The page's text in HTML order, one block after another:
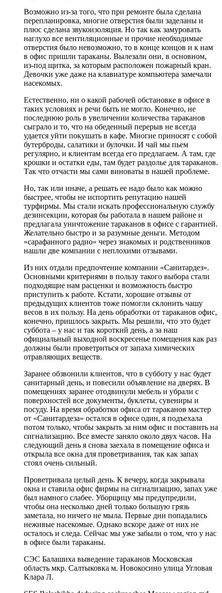
Возможно из-за того, что при ремонте была сделана
перепланировка, многие отверстия были заделаны и
плюс сделана звукоизоляция. Но так как замуровать
наглухо все вентиляционные и прочие необходимые
отверстия было невозможно, то в конце концов и к нам
в офис пришли тараканы. Вылезали они, в основном,
из-под щитка, за которым расположен пожарный кран.
Девочки уже даже на клавиатуре компьютера замечали
насекомых.
Естественно, ни о какой рабочей обстановке в офисе в
таких условиях и речи быть не могло. Конечно, не
последнюю роль в увеличении количества тараканов
сыграло и то, что на обеденный перерыв не всегда
удается уйти покушать в кафе. Многие приносят с собой
бутерброды, салатики и булочки. И чай мы пьем
регулярно, и клиентам всегда его предлагаем. А там, где
крошки и остатки еды, там будет раздолье для тараканов.
Так что отчасти мы сами виноваты в нашей проблеме.
Но, так или иначе, а решать ее надо было как можно
быстрее, чтобы не испортить репутацию нашей
турфирмы. Мы стали искать профессиональную службу
дезинсекции, которая бы работала в нашем районе и
предлагала уничтожение тараканов в офисе с гарантией.
Желательно быстро и за разумные деньги. Методом
«сарафанного радио» через знакомых и родственников
нашли две компании с неплохими отзывами.
Из них отдали предпочтение компании «Санитардез».
Основными критериями в пользу такого выбора стали
подходящие нам расценки и возможность быстро
приступить к работе. Кстати, хорошие отзывы от
предыдущих клиентов тоже помогли склонить чашу
весов в их пользу. На день обработки от тараканов офис,
конечно, пришлось закрыть. Мы решили, что это будет
суббота – у нас и так короткий день, а за наш
официальный выходной воскресенье помещения как раз
должны были проветриться от запаха химических
отравляющих веществ.
Заранее обзвонили клиентов, что в субботу у нас будет
санитарный день, и повесили объявление на дверях. В
помещениях заранее отодвинули мебель и убрали с
поверхностей все документы, буклеты, сувениры и
посуду. На время обработки офиса от тараканов мастер
от «Санитардеза» остался в офисе один, я подъехала
потом только, чтобы закрыть за ним офис и поставить на
сигнализацию. Все вместе заняло около двух часов. На
следующий день я снова заехала в помещение офиса и
открыла все окна для проветривания, так как запах
стоял очень сильный.
Проветривала целый день. К вечеру, когда закрывала
окна и ставила офис фирмы на сигнализацию, запах уже
был намного слабее. Уборщицу мы предупредили,
чтобы она несколько дней только большую грязь
заметала, но ничего не мыла. Первые дни попадались
неживые насекомые. Однако вскоре даже от них не
осталось и следа. Сейчас мы уже забыли о том, что у нас
в офисе были тараканы.
СЭС Балашиха выведение тараканов Московская
область мкр. Салтыковка м. Новокосино улица Угловая
Клара Л.